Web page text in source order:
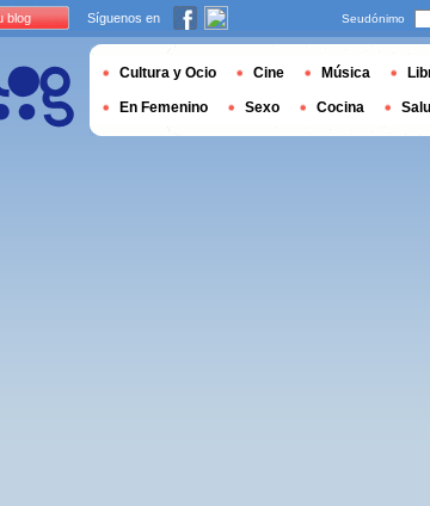
blog Síguenos en Seudónimo
Cultura y Ocio Cine Música
En Femenino Sexo Cocina